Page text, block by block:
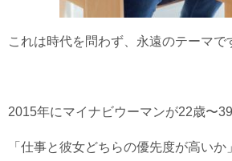
これは時代を問わず、永遠のテーマで
2015年にマイナビウーマンが22歳〜39
「仕事と彼女どちらの優先度が高いか